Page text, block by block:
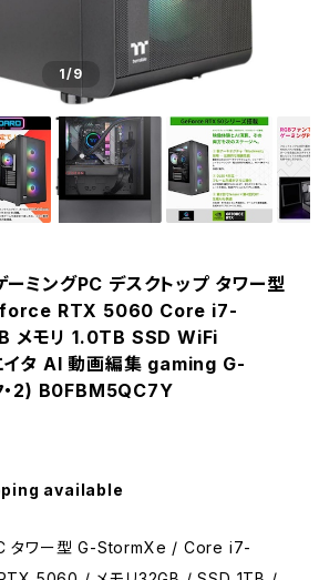
1/9
ミングPC デスクトップ タワー型
RTX 5060 Core i7-
メモリ 1.0TB SSD WiFi
タ AI 動画編集 gaming G-
2) B0FBM5QC7Y
available
タワー型 G-StormXe / Core i7-